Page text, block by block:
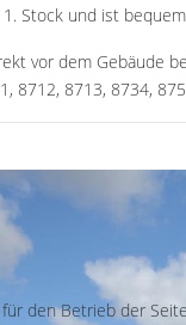
Stock und ist
vor dem Gebäude
8712, 8713, 8734,
den Betrieb der